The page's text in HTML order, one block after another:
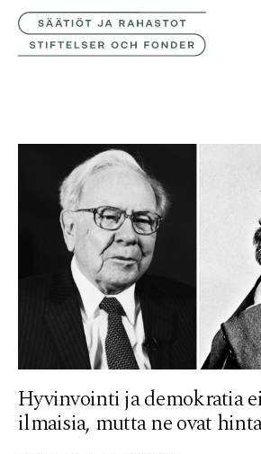
SVE
ENG
Hyvinvointi ja demokratia
ilmaisia, mutta ne ovat